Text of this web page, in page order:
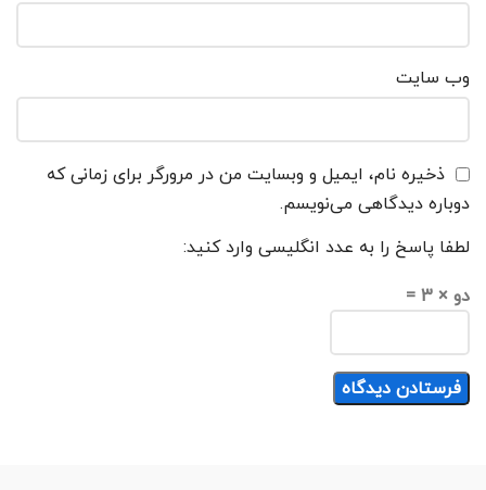
وب‌ سایت
ذخیره نام، ایمیل و وبسایت من در مرورگر برای زمانی که
دوباره دیدگاهی می‌نویسم.
لطفا پاسخ را به عدد انگلیسی وارد کنید:
دو × 3 =